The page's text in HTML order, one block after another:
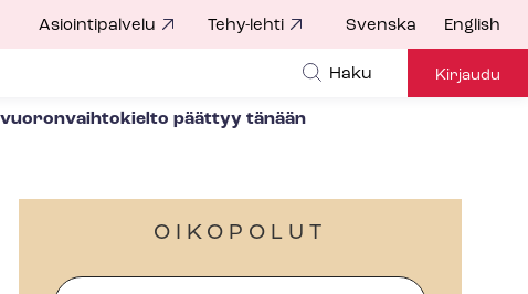
Asiointipalvelu Tehy-lehti Svenska English
Haku Kirjaudu
päättyy tänään
OIKOPOLUT